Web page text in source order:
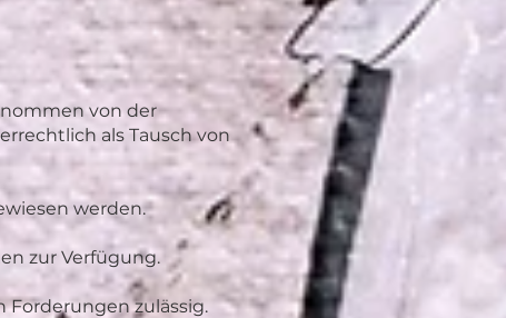
von der
als Tausch von
werden.
zur Verfügung.
zulässig.